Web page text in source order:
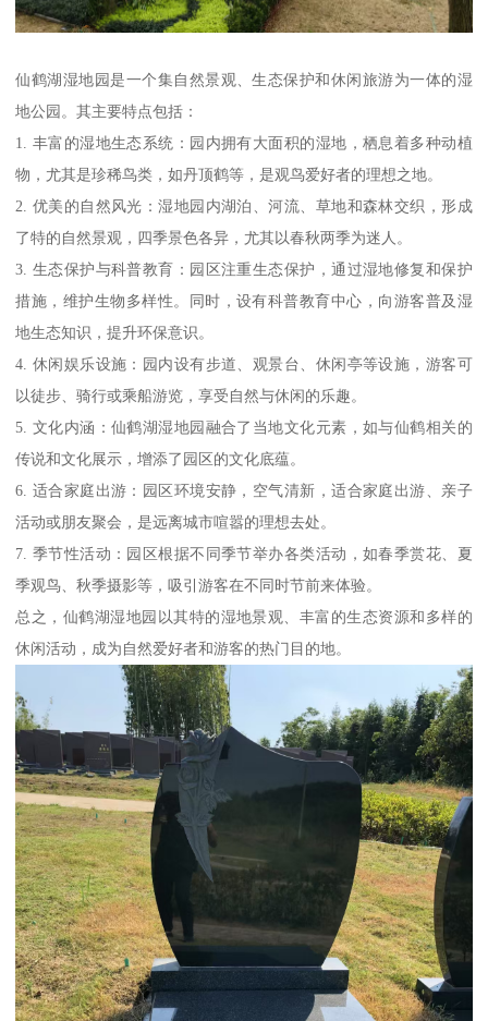
仙鹤湖湿地园是一个集自然景观、生态保护和休闲旅游为一体的湿
地公园。其主要特点包括：
1. 丰富的湿地生态系统：园内拥有大面积的湿地，栖息着多种动植
物，尤其是珍稀鸟类，如丹顶鹤等，是观鸟爱好者的理想之地。
2. 优美的自然风光：湿地园内湖泊、河流、草地和森林交织，形成
了特的自然景观，四季景色各异，尤其以春秋两季为迷人。
3. 生态保护与科普教育：园区注重生态保护，通过湿地修复和保护
措施，维护生物多样性。同时，设有科普教育中心，向游客普及湿
地生态知识，提升环保意识。
4. 休闲娱乐设施：园内设有步道、观景台、休闲亭等设施，游客可
以徒步、骑行或乘船游览，享受自然与休闲的乐趣。
5. 文化内涵：仙鹤湖湿地园融合了当地文化元素，如与仙鹤相关的
传说和文化展示，增添了园区的文化底蕴。
6. 适合家庭出游：园区环境安静，空气清新，适合家庭出游、亲子
活动或朋友聚会，是远离城市喧嚣的理想去处。
7. 季节性活动：园区根据不同季节举办各类活动，如春季赏花、夏
季观鸟、秋季摄影等，吸引游客在不同时节前来体验。
总之，仙鹤湖湿地园以其特的湿地景观、丰富的生态资源和多样的
休闲活动，成为自然爱好者和游客的热门目的地。